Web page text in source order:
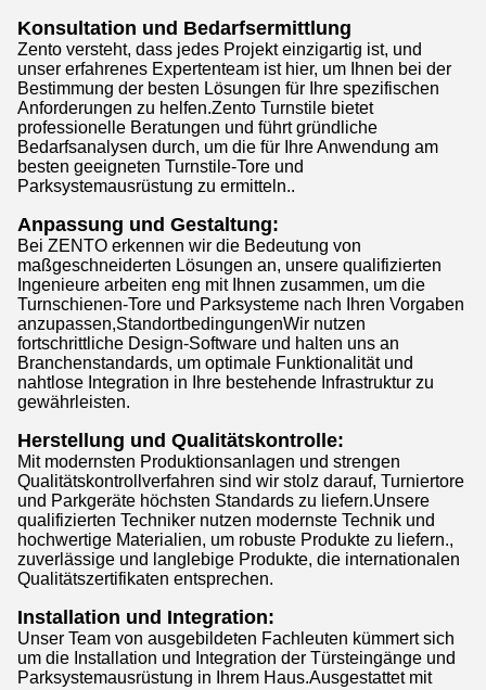
Konsultation und Bedarfsermittlung
Zento versteht, dass jedes Projekt einzigartig ist, und
unser erfahrenes Expertenteam ist hier, um Ihnen bei der
Bestimmung der besten Lösungen für Ihre spezifischen
Anforderungen zu helfen.Zento Turnstile bietet
professionelle Beratungen und führt gründliche
Bedarfsanalysen durch, um die für Ihre Anwendung am
besten geeigneten Turnstile-Tore und
Parksystemausrüstung zu ermitteln..
Anpassung und Gestaltung:
Bei ZENTO erkennen wir die Bedeutung von
maßgeschneiderten Lösungen an, unsere qualifizierten
Ingenieure arbeiten eng mit Ihnen zusammen, um die
Turnschienen-Tore und Parksysteme nach Ihren Vorgaben
anzupassen,StandortbedingungenWir nutzen
fortschrittliche Design-Software und halten uns an
Branchenstandards, um optimale Funktionalität und
nahtlose Integration in Ihre bestehende Infrastruktur zu
gewährleisten.
Herstellung und Qualitätskontrolle:
Mit modernsten Produktionsanlagen und strengen
Qualitätskontrollverfahren sind wir stolz darauf, Turniertore
und Parkgeräte höchsten Standards zu liefern.Unsere
qualifizierten Techniker nutzen modernste Technik und
hochwertige Materialien, um robuste Produkte zu liefern.,
zuverlässige und langlebige Produkte, die internationalen
Qualitätszertifikaten entsprechen.
Installation und Integration:
Unser Team von ausgebildeten Fachleuten kümmert sich
um die Installation und Integration der Türsteingänge und
Parksystemausrüstung in Ihrem Haus.Ausgestattet mit